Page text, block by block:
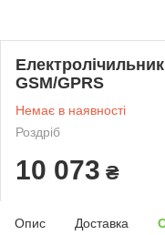
GSM/GPRS
Немає в наявності
Роздріб
10 073 ₴
Опис Доставка